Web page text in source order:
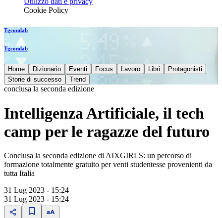
Cookie Policy
Tgcomlab
Tgcomlab
Home Dizionario Eventi Focus Lavoro Libri
Protagonisti
Storie di successo
Trend
conclusa la seconda edizione
Intelligenza Artificiale, il tech
camp per le ragazze del futuro
Conclusa la seconda edizione di AIXGIRLS: un percorso di
formazione totalmente gratuito per venti studentesse provenienti da
tutta Italia
31 Lug 2023 - 15:24
31 Lug 2023 - 15:24